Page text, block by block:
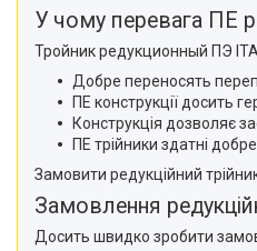
У чому перевага ПЕ
Тройник редукционный ПЭ
Добре переносять
ПЕ конструкції досить
Конструкція дозволяє
ПЕ трійники здатні
Замовити редукційний
Замовлення
Досить швидко зробити